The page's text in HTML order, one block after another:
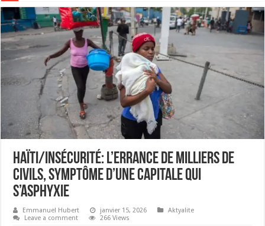
Haïti/Insécurité: L’errance de milliers de
civils, symptôme d’une capitale qui
s’asphyxie
Emmanuel Hubert janvier 15, 2026
Aktyalite
Leave a comment
266 Views